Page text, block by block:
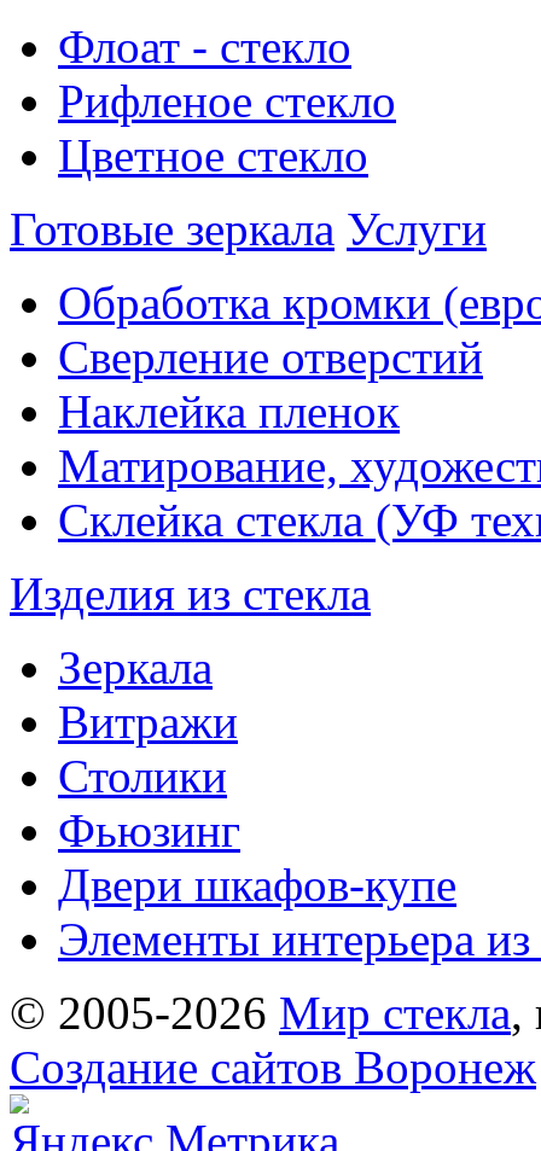
Флоат - стекло
Рифленое стекло
Цветное стекло
Готовые зеркала Услуги
Обработка кромки
Сверление отверстий
Наклейка пленок
Матирование,
Склейка стекла (УФ
Изделия из стекла
Зеркала
Витражи
Столики
Фьюзинг
Двери шкафов-купе
Элементы интерьера из
© 2005-2026 Мир стекла,
Создание сайтов Воронеж